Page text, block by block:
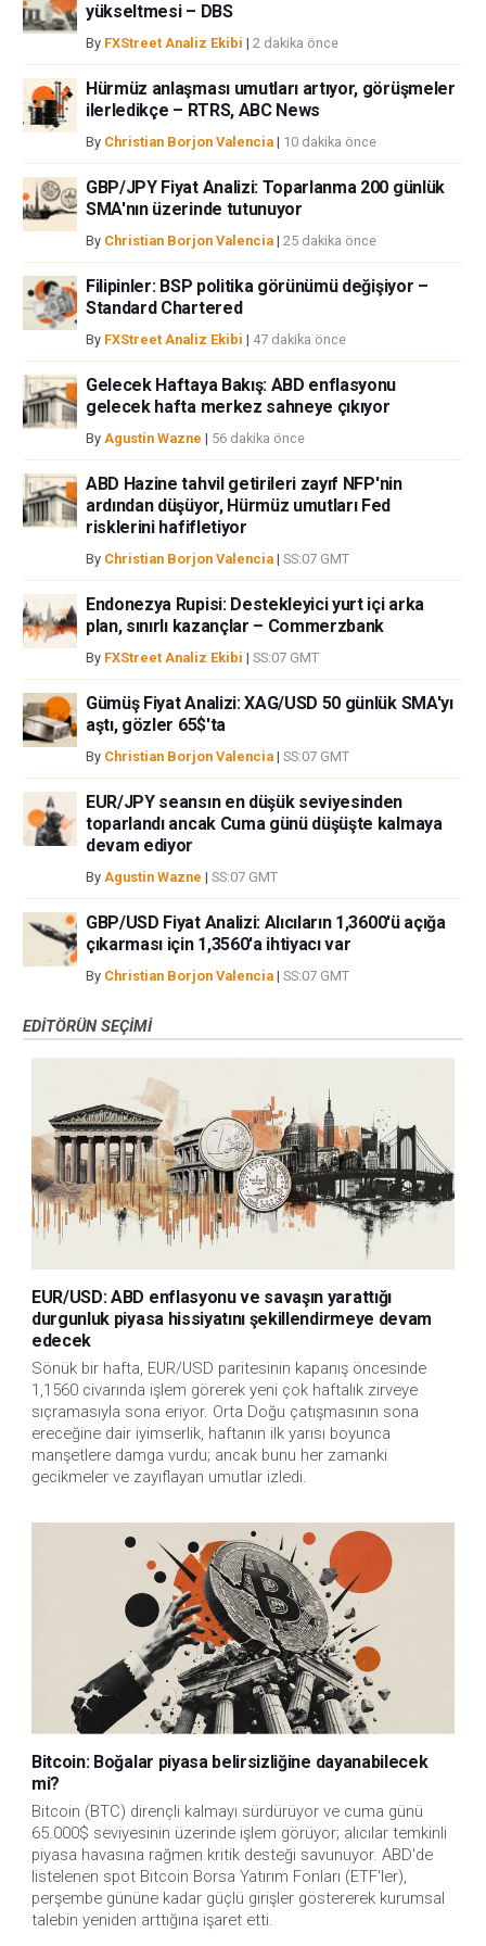
bireysel yazarlara aittir, fxstreet.com veya yönetimin görüşlerini ifade
etmemektedir. Bilgilerde hatalar yada eksikler bulunabilir. FXStreet
FXStreet’de verilen herhangi bir görüş, haber, araştırma, analiz, fiyatlar
veya fxstreet.comtarafından bu sitede yayınlanan bilgiler çalışanlar,
ortaklar yada katkıda bulunanlar tarafından genel piyasa yorumu olarak
bilgilerin kullanımı nedeniyle doğrudan yada dolaylı olarak ortaya
çıkabilecek herhangi bir kar kaybı herhangi bir sınırlama olmaksızın
yükseltmesi – DBS
By FXStreet Analiz Ekibi | 2 dakika önce
Hürmüz anlaşması umutları artıyor, görüşmeler
ilerledikçe – RTRS, ABC News
By Christian Borjon Valencia | 10 dakika önce
GBP/JPY Fiyat Analizi: Toparlanma 200 günlük
SMA'nın üzerinde tutunuyor
By Christian Borjon Valencia | 25 dakika önce
Filipinler: BSP politika görünümü değişiyor –
Standard Chartered
By FXStreet Analiz Ekibi | 47 dakika önce
Gelecek Haftaya Bakış: ABD enflasyonu
gelecek hafta merkez sahneye çıkıyor
By Agustin Wazne | 56 dakika önce
ABD Hazine tahvil getirileri zayıf NFP'nin
ardından düşüyor, Hürmüz umutları Fed
risklerini hafifletiyor
By Christian Borjon Valencia | SS:07 GMT
Endonezya Rupisi: Destekleyici yurt içi arka
plan, sınırlı kazançlar – Commerzbank
By FXStreet Analiz Ekibi | SS:07 GMT
Gümüş Fiyat Analizi: XAG/USD 50 günlük SMA'yı
aştı, gözler 65$'ta
By Christian Borjon Valencia | SS:07 GMT
EUR/JPY seansın en düşük seviyesinden
toparlandı ancak Cuma günü düşüşte kalmaya
devam ediyor
By Agustin Wazne | SS:07 GMT
GBP/USD Fiyat Analizi: Alıcıların 1,3600'ü açığa
çıkarması için 1,3560'a ihtiyacı var
By Christian Borjon Valencia | SS:07 GMT
EDITÖRÜN SEÇIMI
EUR/USD: ABD enflasyonu ve savaşın yarattığı
durgunluk piyasa hissiyatını şekillendirmeye devam
edecek
Sönük bir hafta, EUR/USD paritesinin kapanış öncesinde
1,1560 civarında işlem görerek yeni çok haftalık zirveye
sıçramasıyla sona eriyor. Orta Doğu çatışmasının sona
ereceğine dair iyimserlik, haftanın ilk yarısı boyunca
manşetlere damga vurdu; ancak bunu her zamanki
gecikmeler ve zayıflayan umutlar izledi.
Bitcoin: Boğalar piyasa belirsizliğine dayanabilecek
mi?
Bitcoin (BTC) dirençli kalmayı sürdürüyor ve cuma günü
65.000$ seviyesinin üzerinde işlem görüyor; alıcılar temkinli
piyasa havasına rağmen kritik desteği savunuyor. ABD'de
listelenen spot Bitcoin Borsa Yatırım Fonları (ETF'ler),
perşembe gününe kadar güçlü girişler göstererek kurumsal
talebin yeniden arttığına işaret etti.